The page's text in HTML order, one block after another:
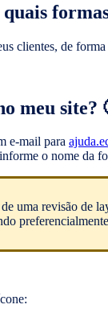
clientes, de
meu site?
e-mail para
o nome da
de uma revisão de